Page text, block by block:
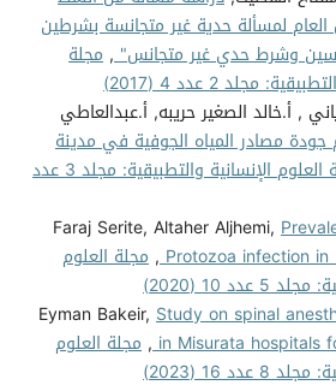
العام لمسألة حدية غير متجانسة بشرطين
وشرط حدي غير متجانس", مجلة
مجلد 2 عدد 4 (2017)
, أ.خالد الصغير حريبه, أ.عبدالعاطي
جودة مصادر المياه الجوفية في مدينة
مجلة العلوم الإنسانية والتطبيقية: مجلد 3 عدد
Faraj Serite, Altaher Aljhemi,
Protozoa infection
, مجلة العلوم
عدد 10 (2020)
Eyman Bakeir,Study on spinal
in Misurata hospitals
, مجلة العلوم
عدد 16 (2023)